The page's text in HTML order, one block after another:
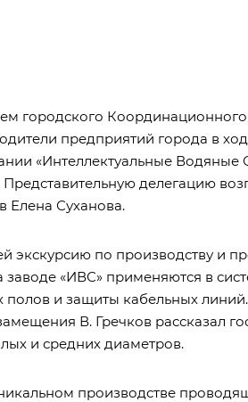
городского
предприятий города в
«Интеллектуальные
делегацию
Елена Суханова.
по производству и
«ИВС» применяются в
полов и защиты кабельных
В. Гречков рассказал
и средних диаметров.
производстве